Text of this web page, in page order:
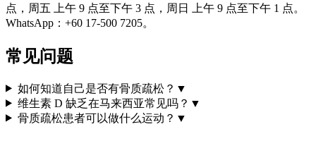
点，周五 上午 9 点至下午 3 点，周日 上午 9 点至下午 1 点。
WhatsApp：+60 17-500 7205。
常见问题
如何知道自己是否有骨质疏松？ ▼
维生素 D 缺乏在马来西亚常见吗？ ▼
骨质疏松患者可以做什么运动？ ▼